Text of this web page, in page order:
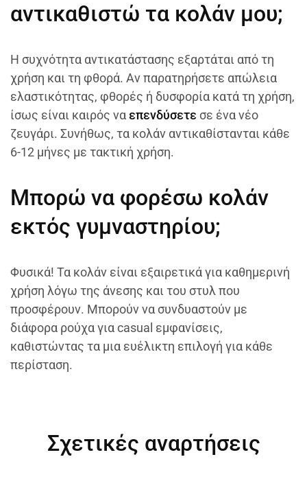
αντικαθιστώ τα κολάν μου;
Η συχνότητα αντικατάστασης εξαρτάται από τη
χρήση και τη φθορά. Αν παρατηρήσετε απώλεια
ελαστικότητας, φθορές ή δυσφορία κατά τη χρήση,
ίσως είναι καιρός να επενδύσετε σε ένα νέο
ζευγάρι. Συνήθως, τα κολάν αντικαθίστανται κάθε
6-12 μήνες με τακτική χρήση.
Μπορώ να φορέσω κολάν
εκτός γυμναστηρίου;
Φυσικά! Τα κολάν είναι εξαιρετικά για καθημερινή
χρήση λόγω της άνεσης και του στυλ που
προσφέρουν. Μπορούν να συνδυαστούν με
διάφορα ρούχα για casual εμφανίσεις,
καθιστώντας τα μια ευέλικτη επιλογή για κάθε
περίσταση.
Σχετικές αναρτήσεις